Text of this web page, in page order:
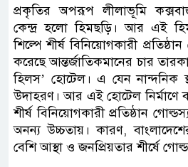
প্রকৃতির অপরূপ লীলাভূমি
কেন্দ্র হলো হিমছড়ি। আর এই
শিল্পে শীর্ষ বিনিয়োগকারী
করেছে আন্তর্জাতিকমানের চার তারকা
হিলস’ হোটেল। এ যেন নান্দনিক
উদাহরণ। আর এই হোটেল নির্মাণে
শীর্ষ বিনিয়োগকারী প্রতিষ্ঠান
অনন্য উচ্চতায়। কারণ,
বেশি আস্থা ও জনপ্রিয়তার শীর্ষে